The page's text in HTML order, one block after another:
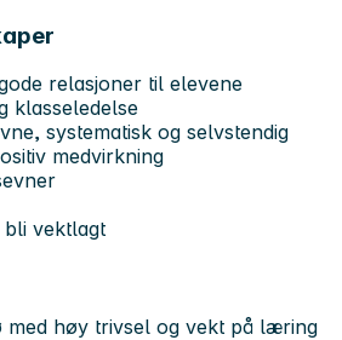
relasjoner til elevene
klasseledelse
systematisk og selvstendig
medvirkning
bli vektlagt
med høy trivsel og vekt på læring